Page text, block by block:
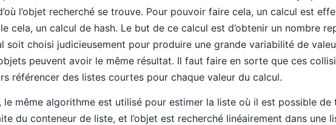
l’objet recherché se trouve. Pour pouvoir faire cela, un calcul est
cela, un calcul de hash. Le but de ce calcul est d’obtenir un nombre
soit choisi judicieusement pour produire une grande variabilité de
peuvent avoir le même résultat. Il faut faire en sorte que ces
référencer des listes courtes pour chaque valeur du calcul.
le même algorithme est utilisé pour estimer la liste où il est possible de
du conteneur de liste, et l’objet est recherché linéairement dans une